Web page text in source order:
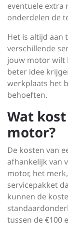
eventuele extra
onderdelen de
Het is altijd aan
verschillende
jouw motor wilt
beter idee
werkplaats het
behoeften.
Wat
motor?
De kosten van
afhankelijk van
motor, het
servicepakket
kunnen de
tussen de €100